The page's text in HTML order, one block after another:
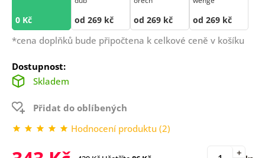
0 Kč od 269 kč od 269 kč od 269 kč
*cena doplňků bude připočtena k celkové ceně v košíku
Dostupnost:
Skladem
Přidat do oblíbených
Hodnocení produktu (2)
+